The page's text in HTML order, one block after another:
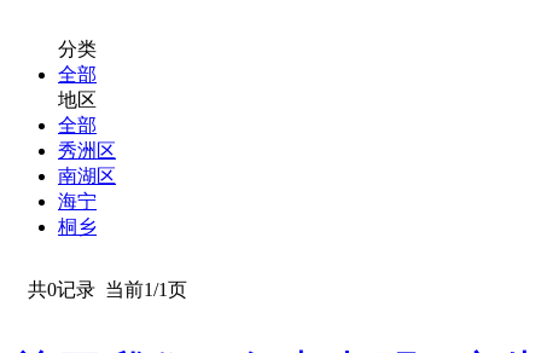
分类
全部
地区
全部
秀洲区
南湖区
海宁
桐乡
共0记录 当前1/1页